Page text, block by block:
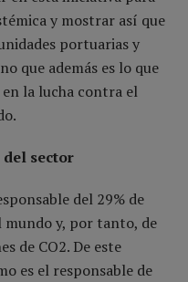
y mostrar así que
portuarias y
que además es lo que
en la lucha contra el
sector
del 29% de
mundo y, por tanto, de
de CO2. De este
es el responsable de